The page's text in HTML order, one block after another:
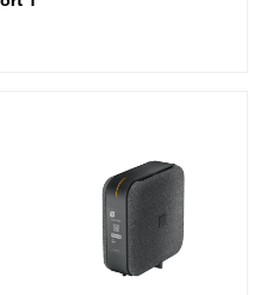
49,99 € par mois, Sans engagement